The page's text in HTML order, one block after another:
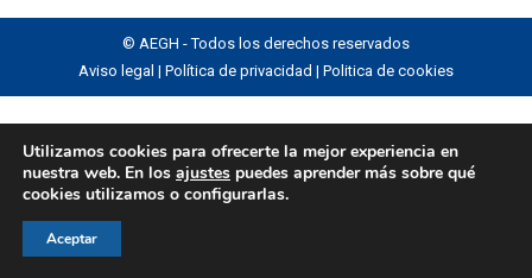
© AEGH - Todos los derechos reservados
Aviso legal | Política de privacidad | Politica de cookies
Utilizamos cookies para ofrecerte la mejor experiencia en
nuestra web. En los ajustes puedes aprender más sobre qué
cookies utilizamos o configurarlas.
Aceptar